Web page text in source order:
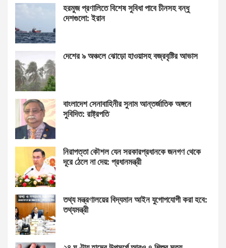
হরমুজ প্রণালিতে বিশেষ সুবিধা পাবে চীনসহ বন্ধু
দেশগুলো: ইরান
দেশের ৯ অঞ্চলে ঝোড়ো হাওয়াসহ বজ্রবৃষ্টির আভাস
বাংলাদেশ সেনাবাহিনীর সুনাম আন্তর্জাতিক অঙ্গনে
সুবিদিত: রাষ্ট্রপতি
নিরাপত্তা কৌশল যেন সরকারপ্রধানকে জনগণ থেকে
দূরে ঠেলে না দেয়: প্রধানমন্ত্রী
তথ্য মন্ত্রণালয়ের বিদ্যমান আইন যুগোপযোগী করা হবে:
তথ্যমন্ত্রী